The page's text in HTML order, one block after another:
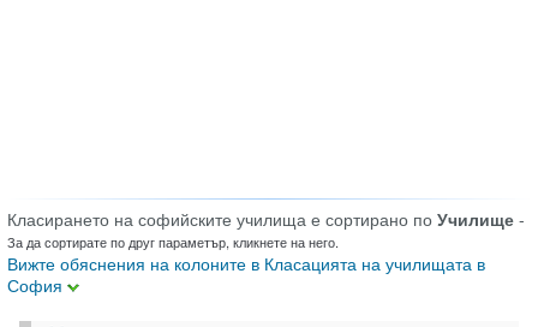
Класирането на софийските училища е сортирано по Училище -
За да сортирате по друг параметър, кликнете на него.
Вижте обяснения на колоните в Класацията на училищата в
София